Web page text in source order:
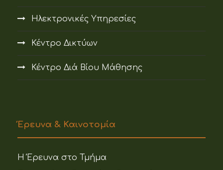
Ηλεκτρονικές Υπηρεσίες
Κέντρο Δικτύων
Κέντρο Διά Βίου Μάθησης
Έρευνα & Καινοτομία
Η Έρευνα στο Τμήμα